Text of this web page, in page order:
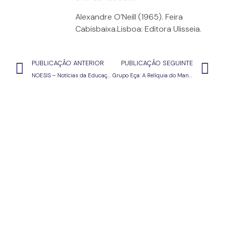
Alexandre O’Neill (1965). Feira
Cabisbaixa.Lisboa: Editora Ulisseia.
PUBLICAÇÃO ANTERIOR
NOESIS – Notícias da Educação#51 – dezembro 2020
PUBLICAÇÃO SEGUINTE
Grupo Eça: A Relíquia do Mandarim (em acesso livre)